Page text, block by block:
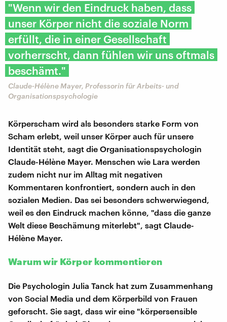
"Wenn wir den Eindruck haben, dass
unser Körper nicht die soziale Norm
erfüllt, die in einer Gesellschaft
vorherrscht, dann fühlen wir uns oftmals
beschämt."
Claude-Hélène Mayer, Professorin für Arbeits- und
Organisationspsychologie
Körperscham wird als besonders starke Form von
Scham erlebt, weil unser Körper auch für unsere
Identität steht, sagt die Organisationspsychologin
Claude-Hélène Mayer. Menschen wie Lara werden
zudem nicht nur im Alltag mit negativen
Kommentaren konfrontiert, sondern auch in den
sozialen Medien. Das sei besonders schwerwiegend,
weil es den Eindruck machen könne, "dass die ganze
Welt diese Beschämung miterlebt", sagt Claude-
Hélène Mayer.
Warum wir Körper kommentieren
Die Psychologin Julia Tanck hat zum Zusammenhang
von Social Media und dem Körperbild von Frauen
geforscht. Sie sagt, dass wir eine "körpersensible